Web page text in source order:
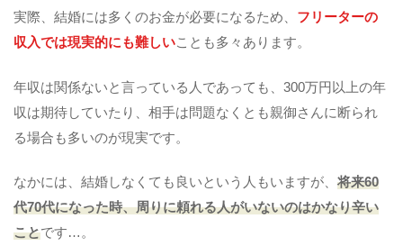
実際、結婚には多くのお金が必要になるため、 フリーターの
収入では現実的にも難しいことも多々あります。
年収は関係ないと言っている人であっても、300万円以上の年
収は期待していたり、相手は問題なくとも親御さんに断られ
る場合も多いのが現実です。
なかには、結婚しなくても良いという人もいますが、 将来60
代70代になった時、周りに頼れる人がいないのはかなり辛い
ことです…。